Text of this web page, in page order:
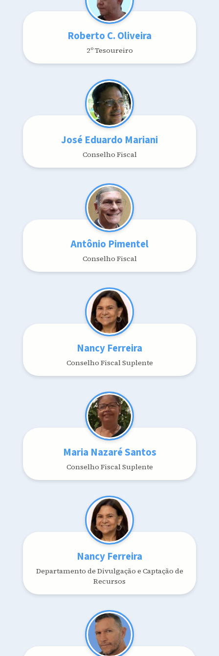
Roberto C. Oliveira
2º Tesoureiro
José Eduardo Mariani
Conselho Fiscal
Antônio Pimentel
Conselho Fiscal
Nancy Ferreira
Conselho Fiscal Suplente
Maria Nazaré Santos
Conselho Fiscal Suplente
Nancy Ferreira
Departamento de Divulgação e Captação de
Recursos